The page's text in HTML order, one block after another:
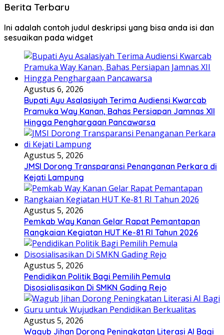
Berita Terbaru
Ini adalah contoh judul deskripsi yang bisa anda isi dan
sesuaikan pada widget
Agustus 6, 2026
Bupati Ayu Asalasiyah Terima Audiensi Kwarcab
Pramuka Way Kanan, Bahas Persiapan Jamnas XII
Hingga Penghargaan Pancawarsa
Agustus 5, 2026
JMSI Dorong Transparansi Penanganan Perkara di
Kejati Lampung
Agustus 5, 2026
Pemkab Way Kanan Gelar Rapat Pemantapan
Rangkaian Kegiatan HUT Ke-81 RI Tahun 2026
Agustus 5, 2026
Pendidikan Politik Bagi Pemilih Pemula
Disosialisasikan Di SMKN Gading Rejo
Agustus 5, 2026
Wagub Jihan Dorong Peningkatan Literasi AI Bagi